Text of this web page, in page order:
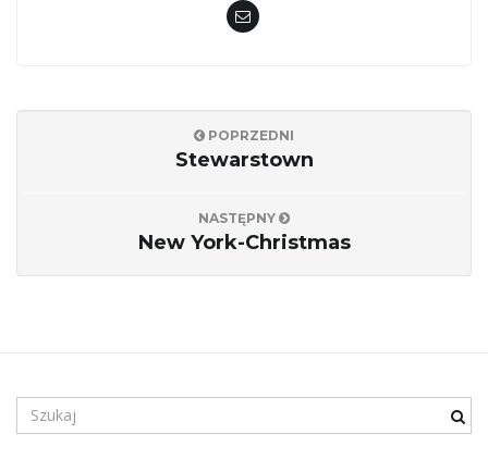
POPRZEDNI
Stewarstown
NASTĘPNY
New York-Christmas
z